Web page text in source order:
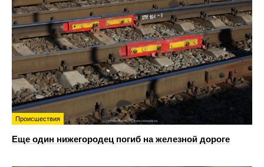
Происшествия
Еще один нижегородец погиб на железной дороге